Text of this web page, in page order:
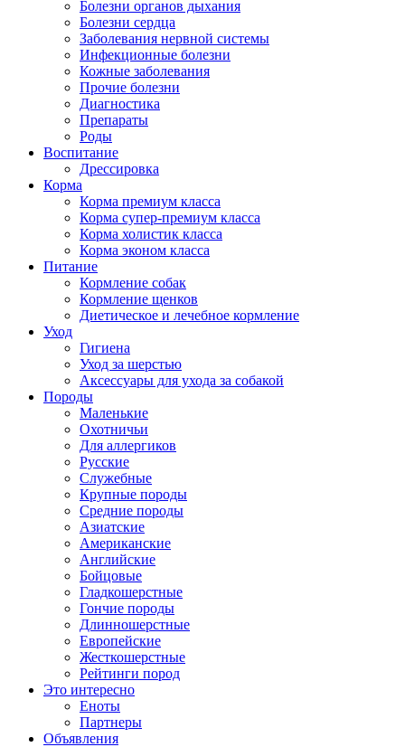
Болезни органов дыхания
Болезни сердца
Заболевания нервной системы
Инфекционные болезни
Кожные заболевания
Прочие болезни
Диагностика
Препараты
Роды
Воспитание
Дрессировка
Корма
Корма премиум класса
Корма супер-премиум класса
Корма холистик класса
Корма эконом класса
Питание
Кормление собак
Кормление щенков
Диетическое и лечебное кормление
Уход
Гигиена
Уход за шерстью
Аксессуары для ухода за собакой
Породы
Маленькие
Охотничьи
Для аллергиков
Русские
Служебные
Крупные породы
Средние породы
Азиатские
Американские
Английские
Бойцовые
Гладкошерстные
Гончие породы
Длинношерстные
Европейские
Жесткошерстные
Рейтинги пород
Это интересно
Еноты
Партнеры
Объявления